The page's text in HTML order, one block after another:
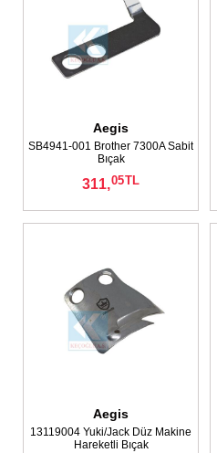
Aegis
SB4941-001 Brother 7300A Sabit
Bıçak
311,05TL
Aegis
13119004 Yuki/Jack Düz Makine
Hareketli Bıçak